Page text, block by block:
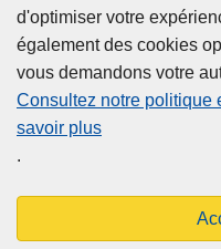
d'optimiser votre
également des cookies
vous demandons votre
Consultez notre politique
savoir plus
.